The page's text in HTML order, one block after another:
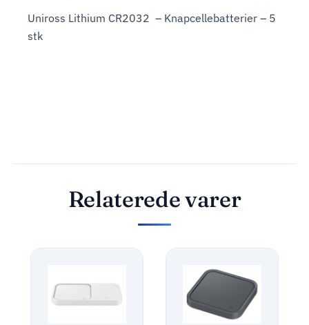
Uniross Lithium CR2032 – Knapcellebatterier – 5
stk
Relaterede varer